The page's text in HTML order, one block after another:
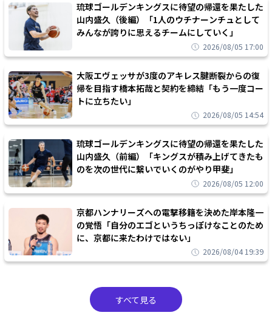
琉球ゴールデンキングスに待望の帰還を果たした
山内盛久（後編）「1人のウチナーンチュとして
みんなが誇りに思えるチームにしていく」
2026/08/05 17:00
大阪エヴェッサが3度のアキレス腱断裂からの復
帰を目指す橋本拓哉と契約を締結「もう一度コー
トに立ちたい」
2026/08/05 14:54
琉球ゴールデンキングスに待望の帰還を果たした
山内盛久（前編）「キングスが積み上げてきたも
のを次の世代に繋いでいくのがやり甲斐」
2026/08/05 12:00
京都ハンナリーズへの電撃移籍を決めた岸本隆一
の覚悟「自分のエゴというちっぽけなことのため
に、京都に来たわけではない」
2026/08/04 19:39
すべて見る